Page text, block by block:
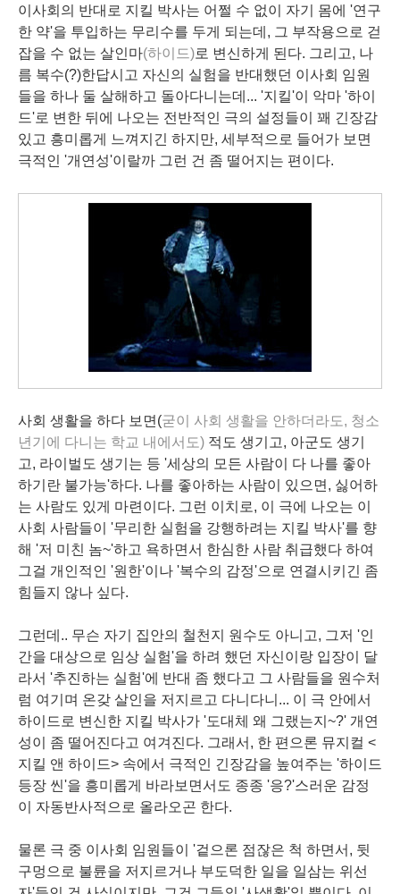
이사회의 반대로 지킬 박사는 어쩔 수 없이 자기 몸에 '연구
한 약'을 투입하는 무리수를 두게 되는데, 그 부작용으로 걷
잡을 수 없는 살인마(하이드)로 변신하게 된다. 그리고, 나
름 복수(?)한답시고 자신의 실험을 반대했던 이사회 임원
들을 하나 둘 살해하고 돌아다니는데... '지킬'이 악마 '하이
드'로 변한 뒤에 나오는 전반적인 극의 설정들이 꽤 긴장감
있고 흥미롭게 느껴지긴 하지만, 세부적으로 들어가 보면
극적인 '개연성'이랄까 그런 건 좀 떨어지는 편이다.
사회 생활을 하다 보면(굳이 사회 생활을 안하더라도, 청소
년기에 다니는 학교 내에서도) 적도 생기고, 아군도 생기
고, 라이벌도 생기는 등 '세상의 모든 사람이 다 나를 좋아
하기란 불가능'하다. 나를 좋아하는 사람이 있으면, 싫어하
는 사람도 있게 마련이다. 그런 이치로, 이 극에 나오는 이
사회 사람들이 '무리한 실험을 강행하려는 지킬 박사'를 향
해 '저 미친 놈~'하고 욕하면서 한심한 사람 취급했다 하여
그걸 개인적인 '원한'이나 '복수의 감정'으로 연결시키긴 좀
힘들지 않나 싶다.
그런데.. 무슨 자기 집안의 철천지 원수도 아니고, 그저 '인
간을 대상으로 임상 실험'을 하려 했던 자신이랑 입장이 달
라서 '추진하는 실험'에 반대 좀 했다고 그 사람들을 원수처
럼 여기며 온갖 살인을 저지르고 다니다니... 이 극 안에서
하이드로 변신한 지킬 박사가 '도대체 왜 그랬는지~?' 개연
성이 좀 떨어진다고 여겨진다. 그래서, 한 편으론 뮤지컬 <
지킬 앤 하이드> 속에서 극적인 긴장감을 높여주는 '하이드
등장 씬'을 흥미롭게 바라보면서도 종종 '응?'스러운 감정
이 자동반사적으로 올라오곤 한다.
물론 극 중 이사회 임원들이 '겉으론 점잖은 척 하면서, 뒷
구멍으로 불륜을 저지르거나 부도덕한 일을 일삼는 위선